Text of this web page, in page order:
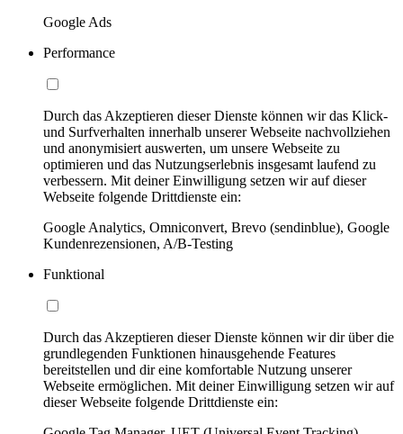
Google Ads
Performance
Durch das Akzeptieren dieser Dienste können wir das Klick-
und Surfverhalten innerhalb unserer Webseite nachvollziehen
und anonymisiert auswerten, um unsere Webseite zu
optimieren und das Nutzungserlebnis insgesamt laufend zu
verbessern. Mit deiner Einwilligung setzen wir auf dieser
Webseite folgende Drittdienste ein:
Google Analytics, Omniconvert, Brevo (sendinblue), Google
Kundenrezensionen, A/B-Testing
Funktional
Durch das Akzeptieren dieser Dienste können wir dir über die
grundlegenden Funktionen hinausgehende Features
bereitstellen und dir eine komfortable Nutzung unserer
Webseite ermöglichen. Mit deiner Einwilligung setzen wir auf
dieser Webseite folgende Drittdienste ein: